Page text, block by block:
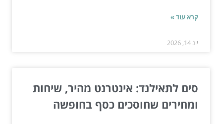
קרא עוד »
יונ 14, 2026
סים לתאילנד: אינטרנט מהיר, שיחות
ומחירים שחוסכים כסף בחופשה